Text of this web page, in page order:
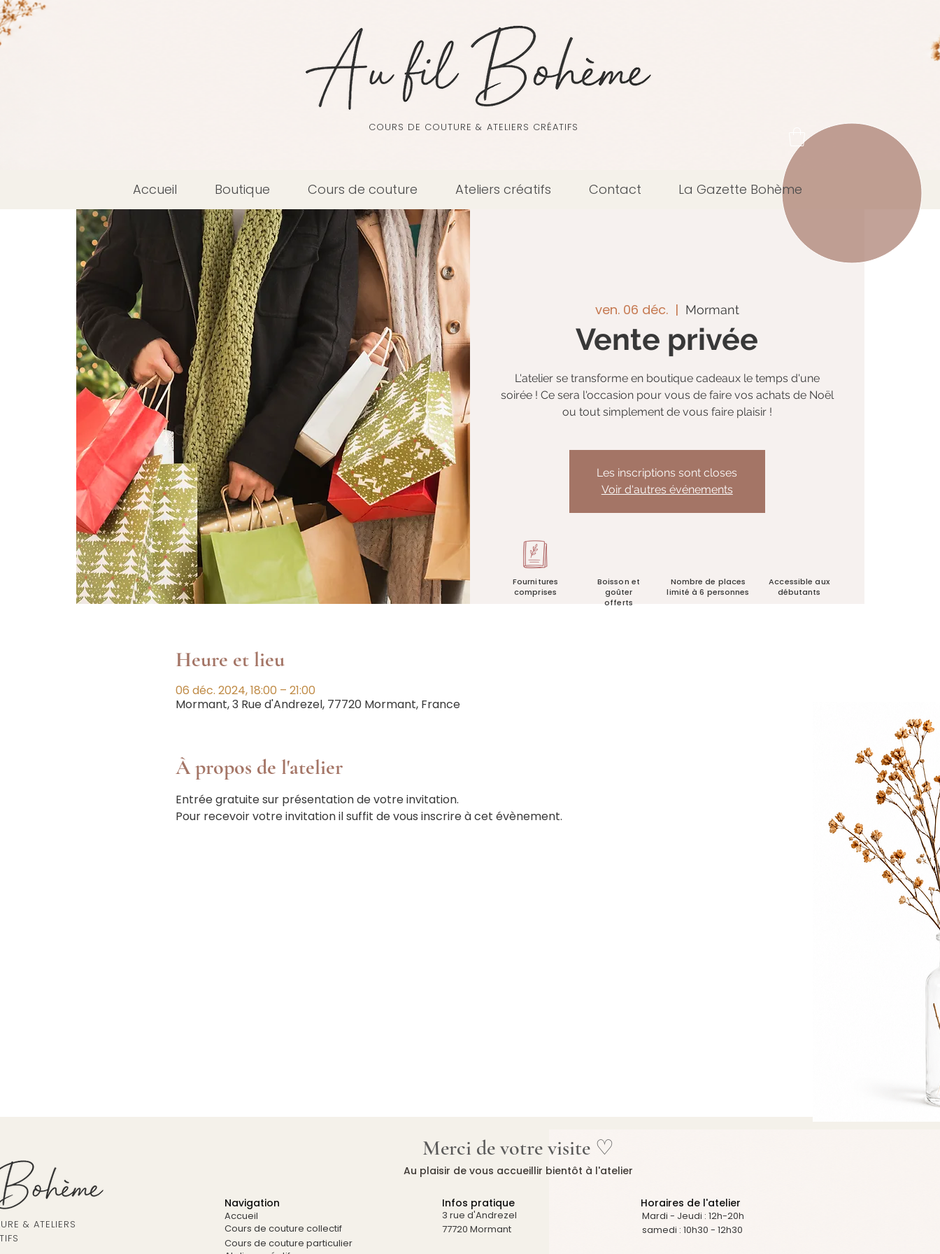
COURS DE COUTURE & ATELIERS CRÉATIFS
Accueil Boutique Cours de couture Ateliers créatifs Contact La Gazette Bohème
ven. 06 déc.
  |
Mormant
Vente privée
L'atelier se transforme en boutique cadeaux le temps d'une
soirée ! Ce sera l'occasion pour vous de faire vos achats de Noël
ou tout simplement de vous faire plaisir !
Les inscriptions sont closes
Voir d'autres événements
Heure et lieu
06 déc. 2024, 18:00 – 21:00
Mormant, 3 Rue d'Andrezel, 77720 Mormant, France
À propos de l'atelier
Entrée gratuite sur présentation de votre invitation.
Pour recevoir votre invitation il suffit de vous inscrire à cet évènement.
Fournitures
comprises
Boisson et
goûter
offerts
Nombre de places
limité à 6 personnes
Accessible aux
débutants
& ATELIERS
Merci de votre visite ♡
Au plaisir de vous accueillir bientôt à l'atelier
Navigation
Accueil
Cours de couture collectif
Cours de couture particulier
Infos pratique
3 rue d'Andrezel
77720 Mormant
Horaires de l'atelier
Mardi - Jeudi : 12h-20h
samedi : 10h30 - 12h30